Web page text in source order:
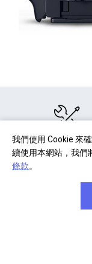
我們使用 Cookie 來
續使用本網站，我們
條款。
部分商品註